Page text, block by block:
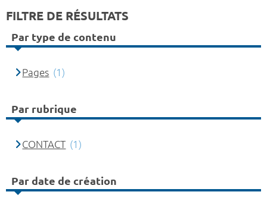
FILTRE DE RÉSULTATS
Par type de contenu
Pages (1)
Par rubrique
CONTACT (1)
Par date de création